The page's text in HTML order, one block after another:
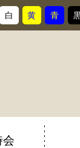
背
白
に
背
黄
に
背
青
に
会